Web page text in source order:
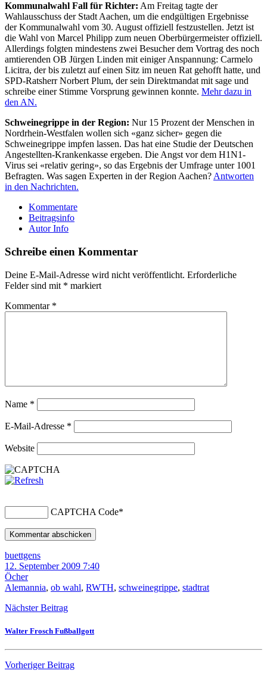
Kommunalwahl Fall für Richter: Am Freitag tagte der
Wahlausschuss der Stadt Aachen, um die endgültigen Ergebnisse
der Kommunalwahl vom 30. August offiziell festzustellen. Jetzt ist
die Wahl von Marcel Philipp zum neuen Oberbürgermeister offiziell.
Allerdings folgten mindestens zwei Besucher dem Vortrag des noch
amtierenden OB Jürgen Linden mit einiger Anspannung: Carmelo
Licitra, der bis zuletzt auf einen Sitz im neuen Rat gehofft hatte, und
SPD-Ratsherr Norbert Plum, der sein Direktmandat mit sage und
schreibe einer Stimme Vorsprung gewinnen konnte. Mehr dazu in
den AN.
Schweinegrippe in der Region: Nur 15 Prozent der Menschen in
Nordrhein-Westfalen wollen sich «ganz sicher» gegen die
Schweinegrippe impfen lassen. Das hat eine Studie der Deutschen
Angestellten-Krankenkasse ergeben. Die Angst vor dem H1N1-
Virus sei «relativ gering», so das Ergebnis der Umfrage unter 1001
Befragten. Was sagen Experten in der Region Aachen?Antworten
in den Nachrichten.
Kommentare
Beitragsinfo
Autor Info
Schreibe einen Kommentar
Deine E-Mail-Adresse wird nicht veröffentlicht. Erforderliche
Felder sind mit * markiert
Kommentar *
Name *
E-Mail-Adresse *
Website
CAPTCHA Code*
buettgens
12. September 2009 7:40
Öcher
Alemannia, ob wahl, RWTH, schweinegrippe, stadtrat
Nächster Beitrag
Walter Frosch Fußballgott
Vorheriger Beitrag